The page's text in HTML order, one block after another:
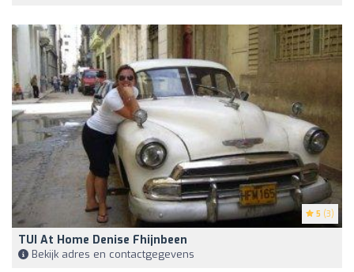
5 (3)
TUI At Home Denise Fhijnbeen
Bekijk adres en contactgegevens